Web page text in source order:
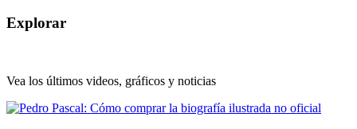
Explorar
Vea los últimos videos, gráficos y noticias